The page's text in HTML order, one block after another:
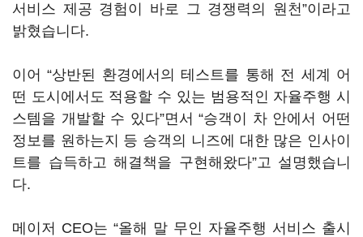
서비스 제공 경험이 바로 그 경쟁력의 원천”이라고
밝혔습니다.
이어 “상반된 환경에서의 테스트를 통해 전 세계 어
떤 도시에서도 적용할 수 있는 범용적인 자율주행 시
스템을 개발할 수 있다”면서 “승객이 차 안에서 어떤
정보를 원하는지 등 승객의 니즈에 대한 많은 인사이
트를 습득하고 해결책을 구현해왔다”고 설명했습니
다.
메이저 CEO는 “올해 말 무인 자율주행 서비스 출시